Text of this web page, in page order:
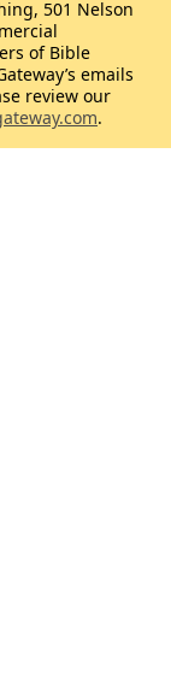
501 Nelson
of Bible
emails
review our
.